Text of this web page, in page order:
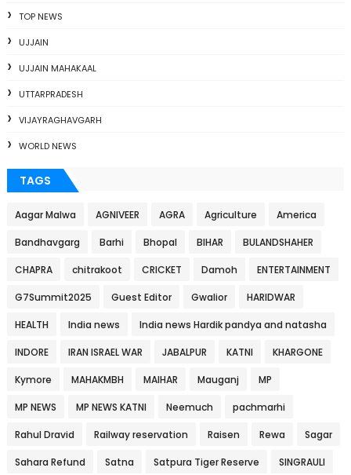
TOP NEWS
UJJAIN
UJJAIN MAHAKAAL
UTTARPRADESH
VIJAYRAGHAVGARH
WORLD NEWS
TAGS
Aagar Malwa AGNIVEER AGRA Agriculture America
Bandhavgarg Barhi Bhopal BIHAR BULANDSHAHER
CHAPRA chitrakoot CRICKET Damoh ENTERTAINMENT
G7Summit2025 Guest Editor Gwalior HARIDWAR
HEALTH India news India news Hardik pandya and natasha
INDORE IRAN ISRAEL WAR JABALPUR KATNI KHARGONE
Kymore MAHAKMBH MAIHAR Mauganj MP
MP NEWS MP NEWS KATNI Neemuch pachmarhi
Rahul Dravid Railway reservation Raisen Rewa Sagar
Sahara Refund Satna Satpura Tiger Reserve SINGRAULI